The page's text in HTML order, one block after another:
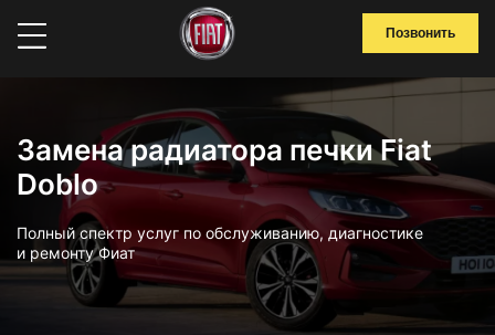
Позвонить
Замена радиатора печки Fiat
Doblo
Полный спектр услуг по обслуживанию, диагностике
и ремонту Фиат